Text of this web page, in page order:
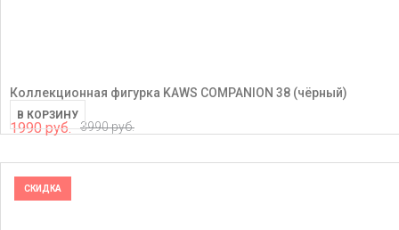
Коллекционная фигурка KAWS COMPANION 38 (чёрный)
1990 руб. 3990 руб.
В КОРЗИНУ
СКИДКА